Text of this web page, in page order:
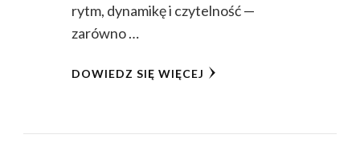
rytm, dynamikę i czytelność —
zarówno …
DOWIEDZ SIĘ WIĘCEJ